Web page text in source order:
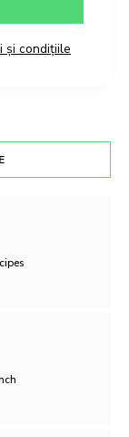
și condițiile